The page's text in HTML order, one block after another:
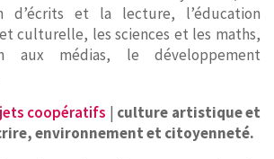
d’écrits et la lecture, l’éducation
culturelle, les sciences et les maths,
aux médias, le développement
coopératifs | culture artistique et
environnement et citoyenneté.